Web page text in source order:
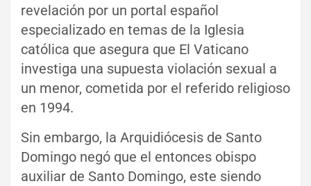
revelación por un portal español
especializado en temas de la Iglesia
católica que asegura que El Vaticano
investiga una supuesta violación sexual a
un menor, cometida por el referido religioso
en 1994.
Sin embargo, la Arquidiócesis de Santo
Domingo negó que el entonces obispo
auxiliar de Santo Domingo, este siendo